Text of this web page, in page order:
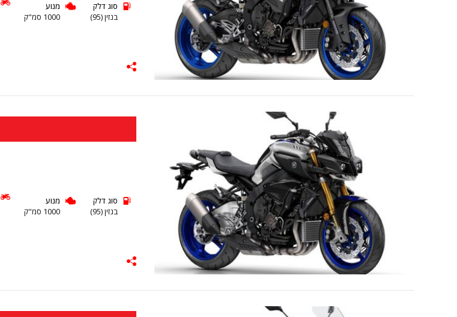
סוג דלק
בנזין (95)
מנוע
1000 סמ"ק
סוג דלק
בנזין (95)
מנוע
1000 סמ"ק